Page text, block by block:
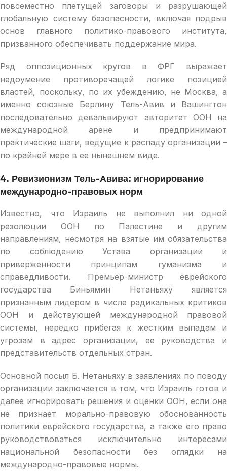
повсеместно плетущей заговоры и разрушающей
глобальную систему безопасности, включая подрыв
основ главного политико-правового института,
призванного обеспечивать поддержание мира.
Ряд оппозиционных кругов в ФРГ выражает
недоумение противоречащей логике позицией
властей, поскольку, по их убеждению, не Москва, а
именно союзные Берлину Тель-Авив и Вашингтон
последовательно девальвируют авторитет ООН на
международной арене и предпринимают
практические шаги, ведущие к распаду организации –
по крайней мере в ее нынешнем виде.
4. Ревизионизм Тель-Авива: игнорирование
международно-правовых норм
Известно, что Израиль не выполнил ни одной
резолюции ООН по Палестине и другим
направлениям, несмотря на взятые им обязательства
по соблюдению Устава организации и
приверженности принципам гуманизма и
справедливости. Премьер-министр еврейского
государства Биньямин Нетаньяху является
признанным лидером в числе радикальных критиков
ООН и действующей международной правовой
системы, нередко прибегая к жестким выпадам и
угрозам в адрес организации, ее руководства и
представительств отдельных стран.
Основной посыл Б. Нетаньяху в заявлениях по поводу
организации заключается в том, что Израиль готов и
далее игнорировать решения и оценки ООН, если она
не признает морально-правовую обоснованность
политики еврейского государства, а также его право
руководствоваться исключительно интересами
национальной безопасности без оглядки на
международно-правовые нормы.